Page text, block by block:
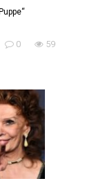
0 59